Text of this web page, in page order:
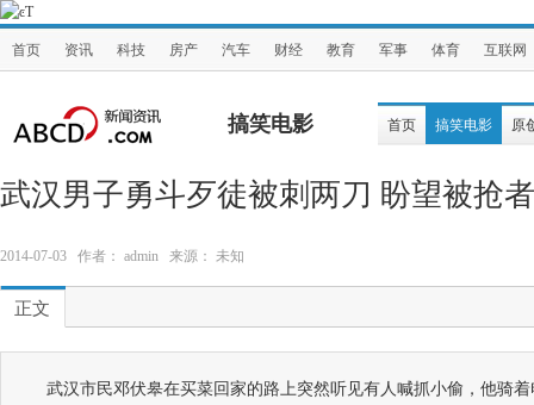
首页 资讯 科技 房产 汽车 财经 教育 军事 体育 互联网
搞笑电影 首页 搞笑电影 原
武汉男子勇斗歹徒被刺两刀 盼望被抢
2014-07-03 作者： admin 来源： 未知
正文
武汉市民邓伏皋在买菜回家的路上突然听见有人喊抓小偷，他骑